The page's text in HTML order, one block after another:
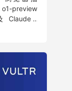
o1-preview
Claude /